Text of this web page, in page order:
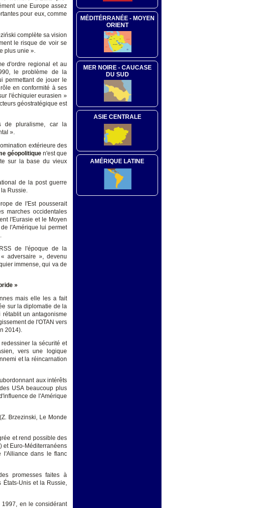
une Europe assez
pour eux, comme
complète sa vision
le risque de voir se
plus unie ».
d'ordre regional et au
le problème de la
permettant de jouer le
en conformité à ses
l'échiquier eurasien »
géostratégique est
de pluralisme, car la
».
extérieure des
géopolitique n'est que
sur la base du vieux
de la post guerre
Russie.
de l'Est pousserait
marches occidentales
l'Eurasie et le Moyen
l'Amérique lui permet
de l'époque de la
adversaire », devenu
immense, qui va de
»
mais elle les a fait
sur la diplomatie de la
un antagonisme
de l'OTAN vers
2014).
la sécurité et
vers une logique
et la réincarnation
aux intérêts
USA beaucoup plus
de l'Amérique
Brzezinski, Le Monde
et rend possible des
et Euro-Méditerranéens
l'Alliance dans le flanc
promesses faites à
États-Unis et la Russie,
en le considérant
MÉDITÉRRANÉE - MOYEN
ORIENT
MER NOIRE - CAUCASE
DU SUD
ASIE CENTRALE
AMÉRIQUE LATINE